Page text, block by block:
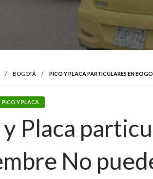
BOGOTÁ PICO Y PLACA PARTICULARES EN
PICO Y PLACA
y Placa
No